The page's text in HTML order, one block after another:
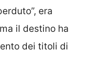
era
il destino ha
dei titoli di